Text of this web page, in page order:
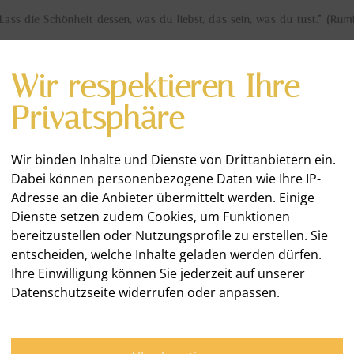
die Schönheit dessen, was du liebst, das sein, was du tust.“
WAS ICH TUE KUNDEN & PROJEKTE
2025 - Ich
Wir respektieren Ihre
Privatsphäre
Wir binden Inhalte und Dienste von Drittanbietern ein.
Dabei können personenbezogene Daten wie Ihre IP-
Adresse an die Anbieter übermittelt werden. Einige
Dienste setzen zudem Cookies, um Funktionen
bereitzustellen oder Nutzungsprofile zu erstellen. Sie
entscheiden, welche Inhalte geladen werden dürfen.
Ihre Einwilligung können Sie jederzeit auf unserer
Datenschutzseite widerrufen oder anpassen.